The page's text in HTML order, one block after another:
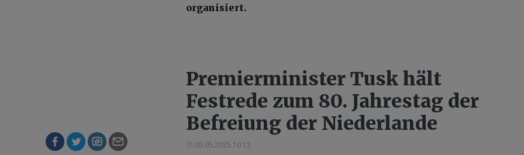
organisiert.
Premierminister Tusk hält
Festrede zum 80. Jahrestag der
Befreiung der Niederlande
05.05.2025 10:12